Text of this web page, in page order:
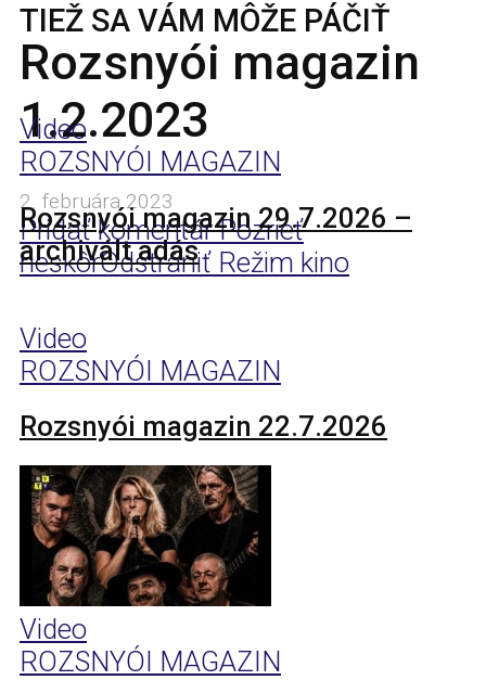
Rozsnyói magazin
1.2.2023
2. februára 2023
Pridať komentár Pozrieť
neskôrOdstrániť Režim kino
TIEŽ SA VÁM MÔŽE PÁČIŤ
Video
ROZSNYÓI MAGAZIN
Rozsnyói magazin 29.7.2026 –
archivált adás
Video
ROZSNYÓI MAGAZIN
Rozsnyói magazin 22.7.2026
Video
ROZSNYÓI MAGAZIN